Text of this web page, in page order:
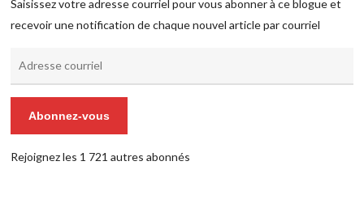
Saisissez votre adresse courriel pour vous abonner à ce blogue et
recevoir une notification de chaque nouvel article par courriel
Abonnez-vous
Rejoignez les 1 721 autres abonnés